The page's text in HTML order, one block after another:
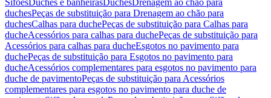
SifõesDuches e banheirasDuchesDrenagem ao chão para
duchesPeças de substituição para Drenagem ao chão para
duchesCalhas para duchePeças de substituição para Calhas para
ducheAcessórios para calhas para duchePeças de substituição para
Acessórios para calhas para ducheEsgotos no pavimento para
duchePeças de substituição para Esgotos no pavimento para
ducheAcessórios complementares para esgotos no pavimento para
duche de pavimentoPeças de substituição para Acessórios
complementares para esgotos no pavimento para duche de